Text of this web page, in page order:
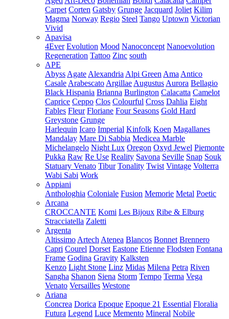
Carpet Corten Gatsby Grunge Jacquard Joliet Kilim
Magma Norway Regio Steel Tango Uptown Victorian
Vivid
Apavisa
4Ever Evolution Mood Nanoconcept Nanoevolution
Regeneration Tattoo Zinc south
APE
Abyss Agate Alexandria Alpi Green Ama Antico
Casale Arabescato Argillae Augustus Aurora Bellagio
Black Hispania Brianna Burlington Calacatta Camelot
Caprice Ceppo Clos Colourful Cross Dahlia Eight
Fables Fleur Floriane Four Seasons Gold Hard
Greystone Grunge
Harlequin Icaro Imperial Kinfolk Koen Magallanes
Mandalay Mare Di Sabbia Medicea Marble
Michelangelo Night Lux Oregon Oxyd Jewel Piemonte
Pukka Raw Re Use Reality Savona Seville Snap Souk
Statuary Venato Tibur Tonality Twist Vintage Volterra
Wabi Sabi Work
Appiani
Anthologhia Coloniale Fusion Memorie Metal Poetic
Arcana
CROCCANTE Komi Les Bijoux Ribe & Elburg
Stracciatella Zaletti
Argenta
Altissimo Artech Atenea Blancos Bonnet Brennero
Capri Courel Dorset Eastone Etienne Flodsten Fontana
Frame Godina Gravity Kalksten
Kenzo Light Stone Linz Midas Milena Petra Riven
Sangha Shanon Siena Storm Tempo Terma Vega
Venato Versailles Westone
Ariana
Concrea Dorica Epoque Epoque 21 Essential Floralia
Futura Legend Luce Memento Mineral Nobile